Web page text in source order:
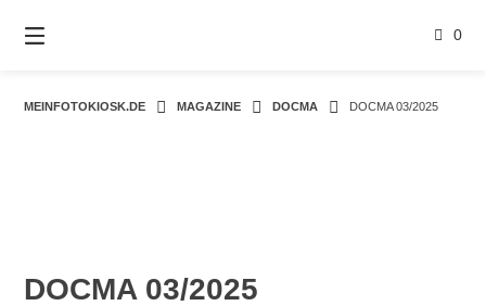
zum
0
MEINFOTOKIOSK.DE MAGAZINE DOCMA DOCMA 03/2025
DOCMA 03/2025